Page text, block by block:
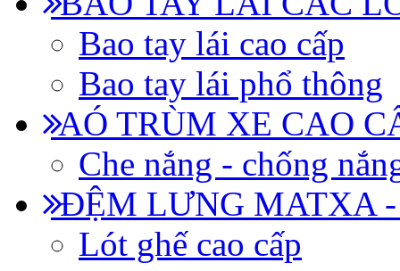
Bao tay lái cao cấp
Bao tay lái phổ thông
AÓ TRÙM XE CAO
Che nắng - chống
ĐỆM LƯNG MATXA -
Lót ghế cao cấp